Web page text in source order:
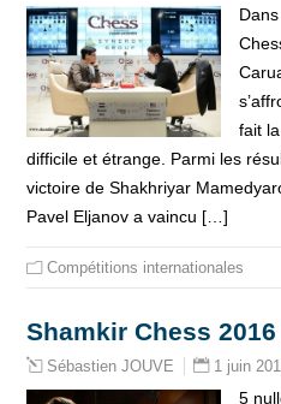
fait
difficile et étrange. Parmi les
victoire de Shakhriyar
Pavel Eljanov a vaincu […]
Compétitions internationales
Shamkir Chess
Sébastien JOUVE 1 juin
5